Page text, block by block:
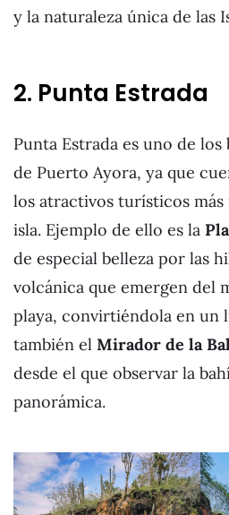
y la naturaleza única de las
2. Punta Estrada
Punta Estrada es uno de
de Puerto Ayora, ya que
los atractivos turísticos más
isla. Ejemplo de ello es la
de especial belleza por las
volcánica que emergen del
playa, convirtiéndola en un
también el Mirador de la
desde el que observar la
panorámica.